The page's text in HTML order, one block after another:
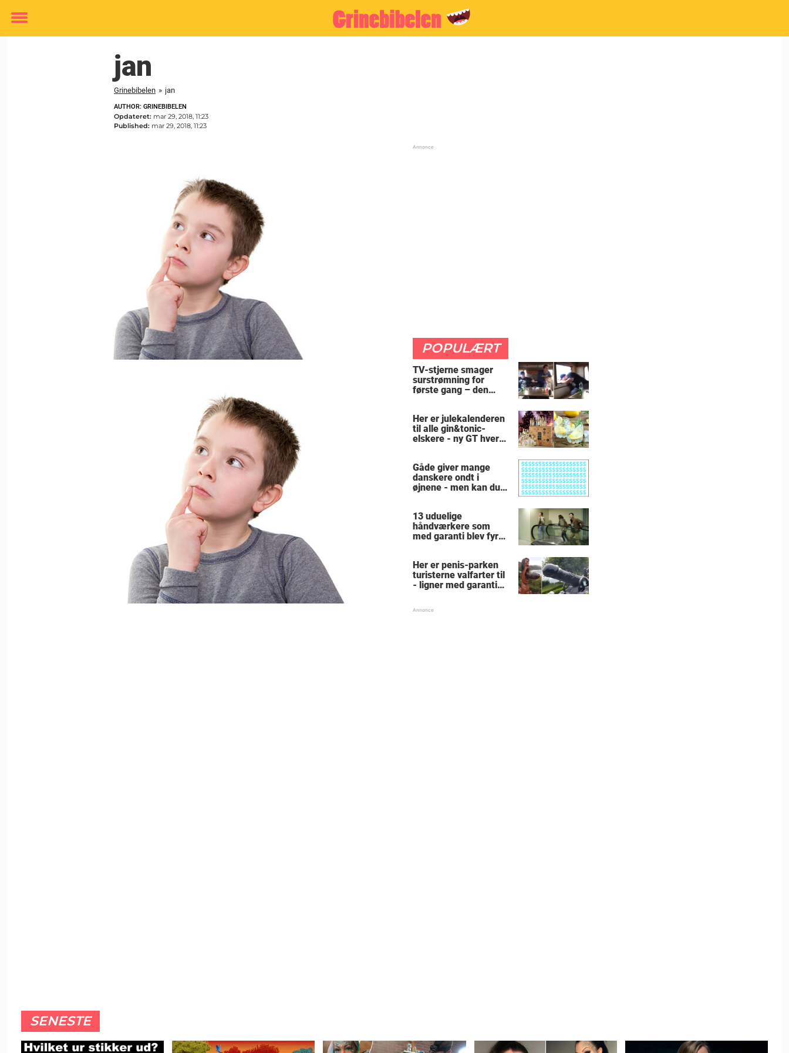
Toggle
jan
Grinebibelen » jan
AUTHOR: GRINEBIBELEN
Opdateret: mar 29, 2018, 11:23
Published: mar 29, 2018, 11:23
POPULÆRT
TV-stjerne smager
surstrømning for
første gang – den
skrige af grin
Her er julekalenderen
til alle gin&tonic-
elskere - ny GT hver
Gåde giver mange
danskere ondt i
øjnene - men kan du
13 uduelige
håndværkere som
med garanti blev fyret
Her er penis-parken
turisterne valfarter til
- ligner med garanti
SENESTE